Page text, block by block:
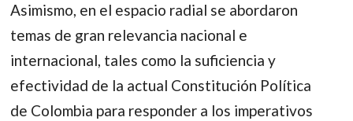
Asimismo, en el espacio radial se abordaron
temas de gran relevancia nacional e
internacional, tales como la suficiencia y
efectividad de la actual Constitución Política
de Colombia para responder a los imperativos